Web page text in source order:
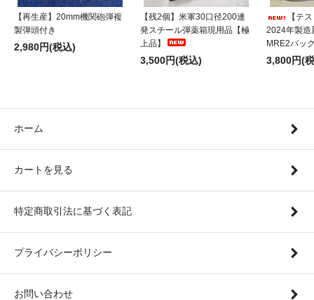
【再生産】20mm機関砲弾複
製弾頭付き
2,980円(税込)
【残2個】米軍30口径200連
発スチール弾薬箱現用品【極
上品】
3,500円(税込)
【テ
2024年製造
MRE2パッ
3,800円(
ホーム
カートを見る
特定商取引法に基づく表記
プライバシーポリシー
お問い合わせ